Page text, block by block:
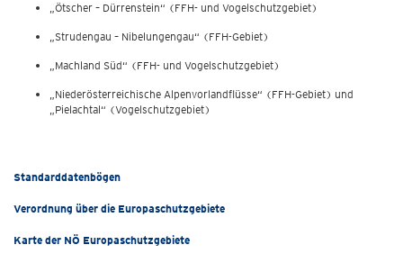
„Ötscher – Dürrenstein“ (FFH- und Vogelschutzgebiet)
„Strudengau – Nibelungengau“ (FFH-Gebiet)
„Machland Süd“ (FFH- und Vogelschutzgebiet)
„Niederösterreichische Alpenvorlandflüsse“ (FFH-Gebiet) und
„Pielachtal“ (Vogelschutzgebiet)
Standarddatenbögen
Verordnung über die Europaschutzgebiete
Karte der NÖ Europaschutzgebiete